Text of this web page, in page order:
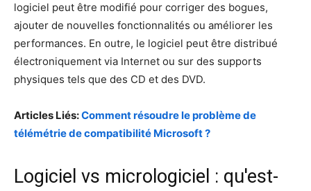
logiciel peut être modifié pour corriger des bogues,
ajouter de nouvelles fonctionnalités ou améliorer les
performances. En outre, le logiciel peut être distribué
électroniquement via Internet ou sur des supports
physiques tels que des CD et des DVD.
Articles Liés:Comment résoudre le problème de
télémétrie de compatibilité Microsoft ?
Logiciel vs micrologiciel : qu'est-